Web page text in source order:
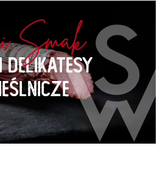
Smak
Delikatesy